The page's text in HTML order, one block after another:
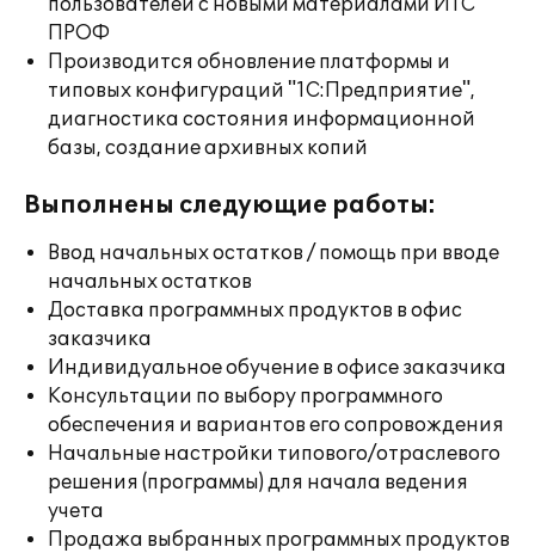
пользователей с новыми материалами ИТС
ПРОФ
Производится обновление платформы и
типовых конфигураций "1С:Предприятие",
диагностика состояния информационной
базы, создание архивных копий
Выполнены следующие работы:
Ввод начальных остатков / помощь при вводе
начальных остатков
Доставка программных продуктов в офис
заказчика
Индивидуальное обучение в офисе заказчика
Консультации по выбору программного
обеспечения и вариантов его сопровождения
Начальные настройки типового/отраслевого
решения (программы) для начала ведения
учета
Продажа выбранных программных продуктов